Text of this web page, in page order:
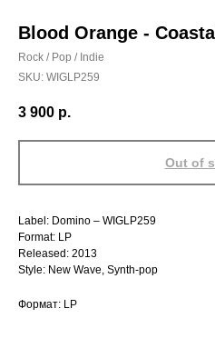
Blood Orange -
Rock / Pop / Indie
SKU: WIGLP259
3 900 р.
Out of
Label: Domino – WIGLP259
Format: LP
Released: 2013
Style: New Wave, Synth-pop
Формат: LP